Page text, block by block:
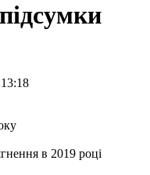
в 2019 році